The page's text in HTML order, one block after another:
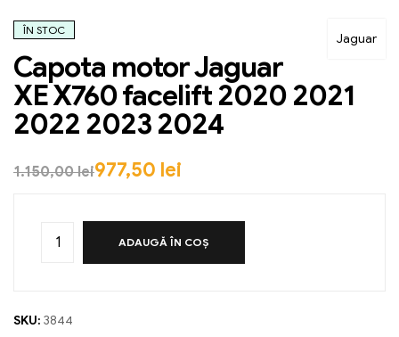
Jaguar
ÎN STOC
Capota motor Jaguar
XE X760 facelift 2020 2021
2022 2023 2024
1.150,00lei977,50 lei
ADAUGĂ ÎN COȘ
SKU: 3844